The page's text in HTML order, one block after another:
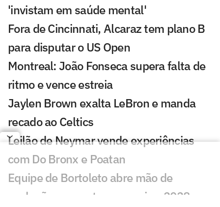
'invistam em saúde mental'
Fora de Cincinnati, Alcaraz tem plano B
para disputar o US Open
Montreal: João Fonseca supera falta de
ritmo e vence estreia
Jaylen Brown exalta LeBron e manda
recado ao Celtics
Leilão de Neymar vende experiências
com Do Bronx e Poatan
Equipe de Bortoleto abre mão de
evoluções no motor para mirar 2028